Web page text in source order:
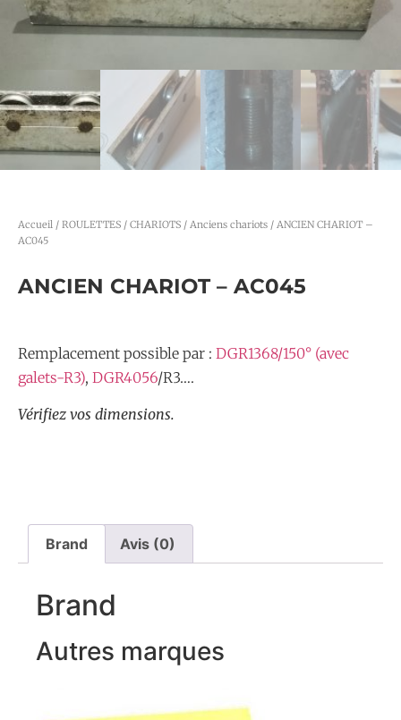
Accueil / ROULETTES / CHARIOTS / Anciens chariots / ANCIEN CHARIOT –
AC045
ANCIEN CHARIOT – AC045
Remplacement possible par : DGR1368/150° (avec
galets-R3), DGR4056/R3….
Vérifiez vos dimensions.
Brand Avis (0)
Brand
Autres marques